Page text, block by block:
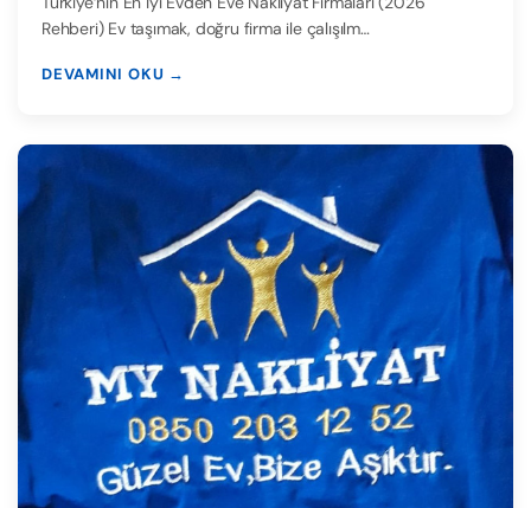
Rehberi) Ev taşımak, doğru firma ile çalışılm…
DEVAMINI OKU →